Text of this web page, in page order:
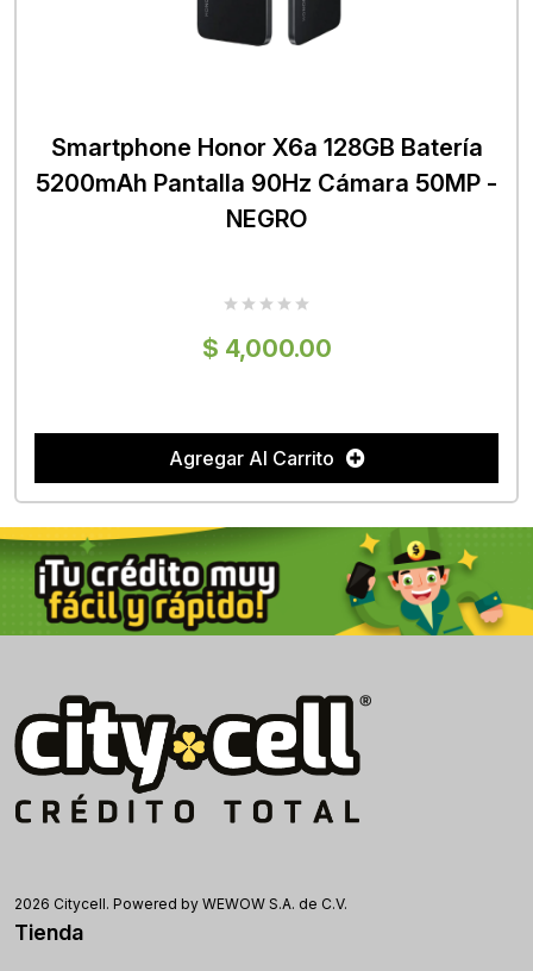
Smartphone Honor X6a 128GB Batería
5200mAh Pantalla 90Hz Cámara 50MP -
NEGRO
$ 4,000.00
Agregar Al Carrito
2026 Citycell. Powered by WEWOW S.A. de C.V.
Tienda